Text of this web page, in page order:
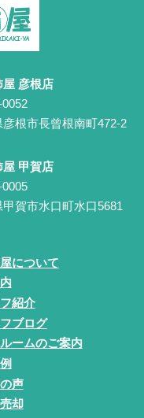
屋 彦根店
0052
彦根市長曾根南町472-2
屋 甲賀店
0005
甲賀市水口町水口5681
について
紹介
ブログ
ームのご案内
声
却